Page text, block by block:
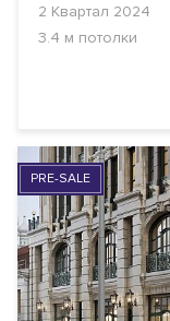
2 Квартал 2024
3.4 м потолки
PRE-SALE